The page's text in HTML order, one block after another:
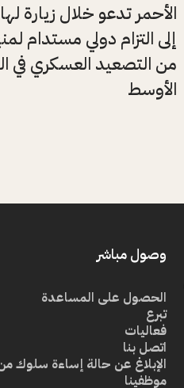
الأحمر تدعو خلال زيارة
إلى التزام دولي مستدام
من التصعيد العسكري في
الأوسط
وصول مباشر
الحصول على المساعدة
تبرع
فعاليات
اتصل بنا
الإبلاغ عن حالة إساءة سلوك
موظفينا